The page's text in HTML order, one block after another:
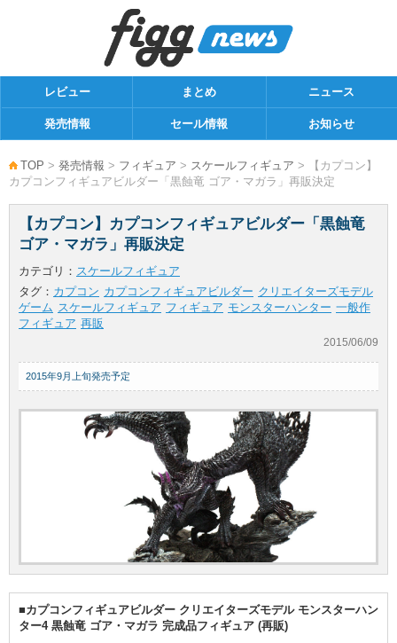
レビュー まとめ ニュース
発売情報 セール情報 お知らせ
TOP > 発売情報 > フィギュア > スケールフィギュア > 【カプコン】
カプコンフィギュアビルダー「黒蝕竜 ゴア・マガラ」再販決定
【カプコン】カプコンフィギュアビルダー「黒蝕竜
ゴア・マガラ」再販決定
カテゴリ： スケールフィギュア
タグ： カプコン カプコンフィギュアビルダー クリエイターズモデル
ゲーム スケールフィギュア フィギュア モンスターハンター 一般作
フィギュア 再販
2015/06/09
2015年9月上旬発売予定
■カプコンフィギュアビルダー クリエイターズモデル モンスターハン
ター4 黒蝕竜 ゴア・マガラ 完成品フィギュア (再販)